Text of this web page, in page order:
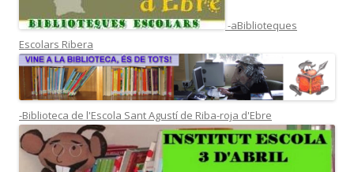
-aBiblioteques
Escolars Ribera
-Biblioteca de l'Escola Sant Agustí de Riba-roja d'Ebre